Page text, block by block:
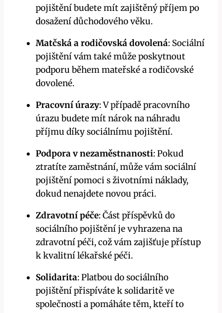
pojištění budete mít zajištěný příjem po
dosažení důchodového věku.
Matčská a rodičovská dovolená: Sociální
pojištění vám také může poskytnout
podporu během mateřské a rodičovské
dovolené.
Pracovní úrazy: V případě pracovního
úrazu budete mít nárok na náhradu
příjmu díky sociálnímu pojištění.
Podpora v nezaměstnanosti: Pokud
ztratíte zaměstnání, může vám sociální
pojištění pomoci s životními náklady,
dokud nenajdete novou práci.
Zdravotní péče: Část příspěvků do
sociálního pojištění je vyhrazena na
zdravotní péči, což vám zajišťuje přístup
k kvalitní lékařské péči.
Solidarita: Platbou do sociálního
pojištění přispíváte k solidaritě ve
společnosti a pomáháte těm, kteří to